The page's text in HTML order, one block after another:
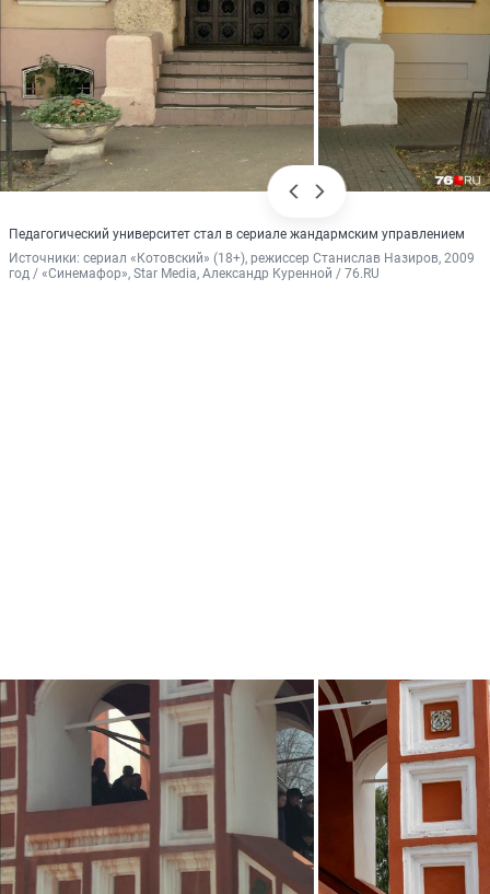
Педагогический университет стал в сериале жандармским управлением
Источники: сериал «Котовский» (18+), режиссер Станислав Назиров, 2009
год / «Синемафор», Star Media, Александр Куренной / 76.RU